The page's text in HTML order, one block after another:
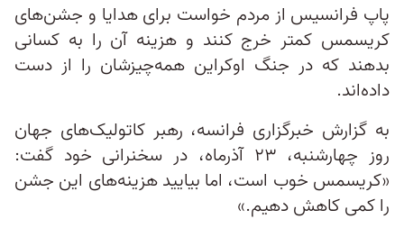
پاپ فرانسیس از مردم خواست برای هدایا و جشن‌های
کریسمس کمتر خرج کنند و هزینه آن را به کسانی
بدهند که در جنگ اوکراین همه‌چیزشان را از دست
داده‌اند.
به گزارش خبرگزاری فرانسه، رهبر کاتولیک‌های جهان
روز چهارشنبه، ۲۳ آذرماه، در سخنرانی‌ خود گفت:
«کریسمس خوب است، اما بیایید هزینه‌های این جشن
را کمی کاهش دهیم.»